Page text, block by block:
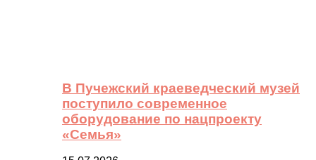
В Пучежский краеведческий музей
поступило современное
оборудование по нацпроекту
«Семья»